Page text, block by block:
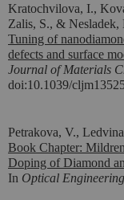
Kratochvilova, I.,
Zalis, S., & Nesladek,
Tuning of
defects and surface
Journal of Materials
doi:10.1039/
Petrakova, V.,
Book Chapter:
Doping of Diamond
In Optical